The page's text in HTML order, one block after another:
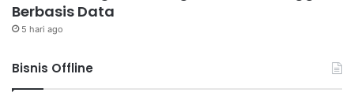
Berbasis Data
5 hari ago
Bisnis Offline